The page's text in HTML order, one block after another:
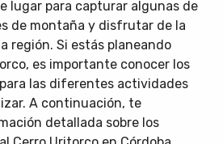
lugar para capturar algunas de
de montaña y disfrutar de la
región. Si estás planeando
es importante conocer los
las diferentes actividades
A continuación, te
detallada sobre los